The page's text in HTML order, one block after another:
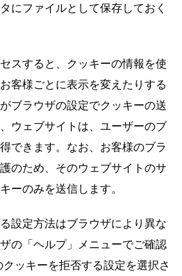
にファイルとして保存しておく
スすると、クッキーの情報を使
客様ごとに表示を変えたりする
ブラウザの設定でクッキーの送
ウェブサイトは、ユーザーのブ
できます。なお、お客様のブラ
のため、そのウェブサイトのサ
ーのみを送信します。
設定方法はブラウザにより異な
の「ヘルプ」メニューでご確認
ッキーを拒否する設定を選択さ